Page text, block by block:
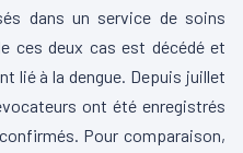
dans un service de soins
ces deux cas est décédé et
lié à la dengue. Depuis juillet
ont été enregistrés
Pour comparaison,